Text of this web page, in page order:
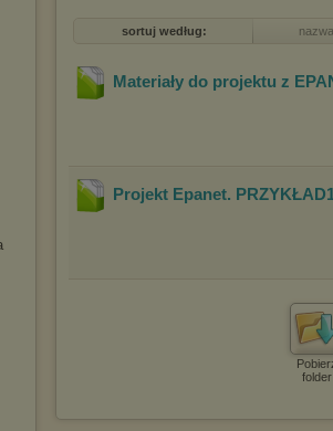
sortuj według: nazwa
Materiały do projektu z
Projekt Epanet.
folder